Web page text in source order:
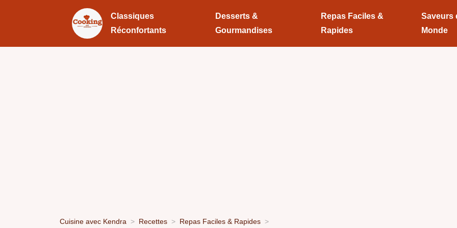
Classiques
Réconfortants
Desserts &
Gourmandises
Repas Faciles &
Rapides
Saveurs
Monde
Cuisine avec Kendra Recettes Repas Faciles & Rapides